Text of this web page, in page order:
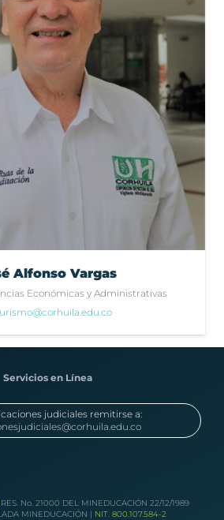
Alfonso Vargas
Económicas y Administrativas
Servicios en Línea
judiciales remitirse a:
RES. No. 21000 DEL MINEDUCACIÓN 22/12/1989
MINEDUCACIÓN | NIT. 800.107.584-2